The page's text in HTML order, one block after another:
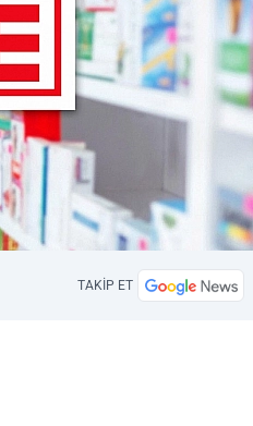
TAKİP ET